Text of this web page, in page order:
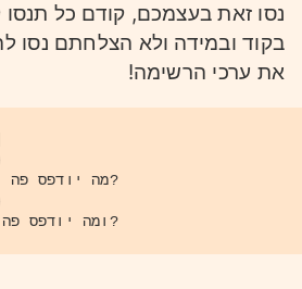
נסו זאת בעצמכם, קודם כל תנסו
בקוד ובמידה ולא הצלחתם נסו
את ערכי הרשימה!
#  מה יודפס פה?
# ומה יודפס פה?